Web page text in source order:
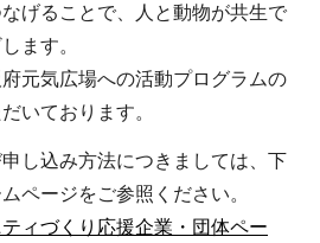
げることで、人と動物が共生で
ます。
元気広場への活動プログラムの
いております。
し込み方法につきましては、下
ページをご参照ください。
ィづくり応援企業・団体ペー